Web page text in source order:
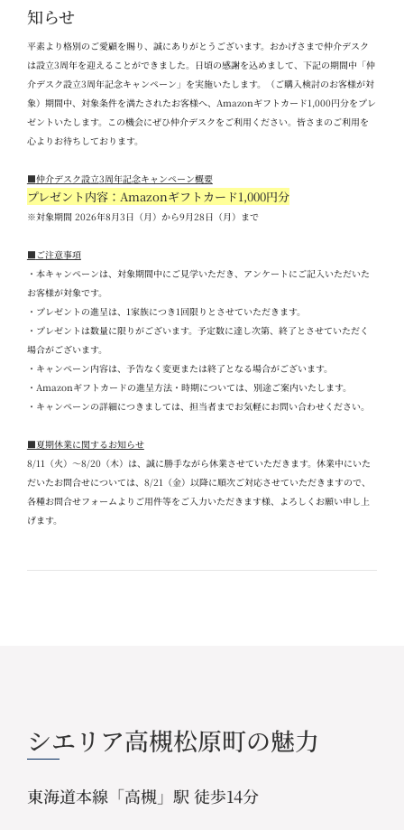
知らせ
平素より格別のご愛顧を賜り、誠にありがとうございます。おかげさまで仲介デスク
は設立3周年を迎えることができました。日頃の感謝を込めまして、下記の期間中「仲
介デスク設立3周年記念キャンペーン」を実施いたします。（ご購入検討のお客様が対
象）期間中、対象条件を満たされたお客様へ、 Amazonギフトカード1,000円分をプレ
ゼントいたします。この機会にぜひ仲介デスクをご利用ください。 皆さまのご利用を
心よりお待ちしております。
■仲介デスク設立3周年記念キャンペーン概要
プレゼント内容：Amazonギフトカード1,000円分
※対象期間 2026年8 月3 日（月）から9月28 日（月）まで
■ ご注意事項
・本キャンペーンは、対象期間中にご見学いただき、アンケートにご記入いただいた
お客様が対象です。
・プレゼントの進呈は、 1家族につき1 回限りとさせていただきます。
・プレゼントは数量に限りがございます。予定数に達し次第、終了とさせていただく
場合がございます。
・キャンペーン内容は、予告なく変更または終了となる場合がございます。
・ Amazonギフトカードの進呈方法・時期については、別途ご案内いたします。
・キャンペーンの詳細につきましては、担当者までお気軽にお問い合わせください。
■夏期休業に関するお知らせ
8/11 （火）～8/20（木）は、誠に勝手ながら休業させていただきます。休業中にいた
だいたお問合せについては、 8/21 （金）以降に順次ご対応させていただきますので、
各種お問合せフォームよりご用件等をご入力いただきます様、よろしくお願い申し上
げます。
シエリア高槻松原町の魅力
東海道本線「高槻」駅 徒歩14分